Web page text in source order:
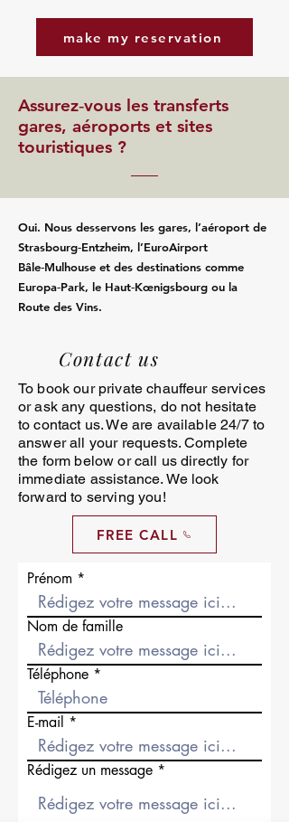
make my reservation
Assurez‑vous les transferts
gares, aéroports et sites
touristiques ?
Oui. Nous desservons les gares, l’aéroport de
Strasbourg‑Entzheim, l’EuroAirport
Bâle‑Mulhouse et des destinations comme
Europa‑Park, le Haut‑Kœnigsbourg ou la
Route des Vins.
Contact us
To book our private chauffeur services
or ask any questions, do not hesitate
to contact us. We are available 24/7 to
answer all your requests. Complete
the form below or call us directly for
immediate assistance. We look
forward to serving you!
FREE CALL
Prénom
Nom de famille
Téléphone
E-mail
Rédigez un message